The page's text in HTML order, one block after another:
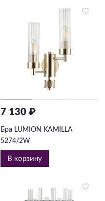
7 130 ₽
Бра LUMION KAMILLA
5274/2W
В корзину